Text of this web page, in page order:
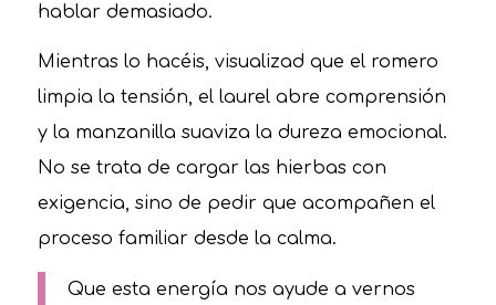
hablar demasiado.
Mientras lo hacéis, visualizad que el romero
limpia la tensión, el laurel abre comprensión
y la manzanilla suaviza la dureza emocional.
No se trata de cargar las hierbas con
exigencia, sino de pedir que acompañen el
proceso familiar desde la calma.
Que esta energía nos ayude a vernos